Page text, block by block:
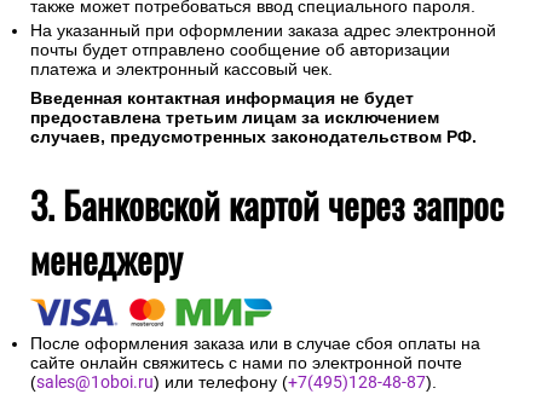
также может потребоваться ввод специального пароля.
На указанный при оформлении заказа адрес электронной
почты будет отправлено сообщение об авторизации
платежа и электронный кассовый чек.
Введенная контактная информация не будет
предоставлена третьим лицам за исключением
случаев, предусмотренных законодательством РФ.
3. Банковской картой через запрос
менеджеру
После оформления заказа или в случае сбоя оплаты на
сайте онлайн свяжитесь с нами по электронной почте
(sales@1oboi.ru) или телефону (+7(495)128-48-87).